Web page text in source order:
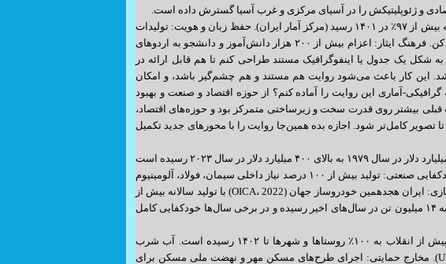
و ژئوپلیتیکش را در آسیای مرکزی و غرب آسیا گسترش داده است.
۶. پایداری فرهنگی و هویتی سواد عمومی: نرخ باسوادی از ۴۷٪ در ۱۳۵۷ به بیش از ۹۷٪ در ۱۴۰۱ رسید (مرکز آمار ایران). حفظ زبان و هویت: تولیدات
سینمای دفاع مقدس و تاریخی، حضور بین‌المللی با جوایزی چون اسکار و کن. فرهنگ ایثار: اعزام بیش از ۲۰۰ هزار دانش‌آموز و دانشجو به اردوهای
شکل یک جدول یا اینفوگرافیک مستند طراحی کنم تا هم قابل ارائه در
این کار باعث می‌شود روایت هم مستند و هم چشم‌گیر باشد، و امکان
آماری این روایت را آماده کنم؟ از حوزه اقتصاد و صنعت و بهبود
بیشتر روی قدرت سخت و زیرساختی متمرکز بود و حوزه‌های اقتصاد،
تصویر کامل‌تر شود. اجازه بده همین‌جا روایت را با محورهای جدید تکمیل
۷. اقتصاد و صنعت افزایش تولید ناخالص داخلی (GDP): ایران از حدود ۹۰ میلیارد دلار در سال ۱۹۷۹ به بالای ۴۰۰ میلیارد دلار در سال ۲۰۲۳ رسیده است
(بر اساس برابری قدرت خرید: بیش از ۱٫۷ تریلیون دلار – بانک جهانی). خودکفایی صنعتی: تولید بیش از ۱۰۰ درصد نیاز داخلی سیمان، فولاد، آلومینیوم
و مس و تبدیل ایران به صادرکننده این محصولات (وزارت صمت). خودروسازی: ایران هجدهمین خودروساز جهان (OICA، 2022) با تولید سالانه بیش از
۱٫۱ میلیون خودرو. کشاورزی پایدار: تولید گندم از ۵ میلیون تن در دهه ۶۰ به ۱۴ میلیون تن در سال‌های اخیر رسیده و در برخی سال‌ها خودکفایی کامل
۸. بهبود رفاه و خدمات اجتماعی برق‌رسانی: پوشش شبکه برق از ۴۰٪ پیش از انقلاب به ۱۰۰٪ روستاها و شهرها تا ۱۴۰۲ رسیده است. آب شرب
سالم: بیش از ۹۸٪ جمعیت به آب آشامیدنی ایمن دسترسی دارد (UNICEF). مخارج حمایتی: اجرای طرح‌های مسکن مهر و نهضت ملی مسکن برای